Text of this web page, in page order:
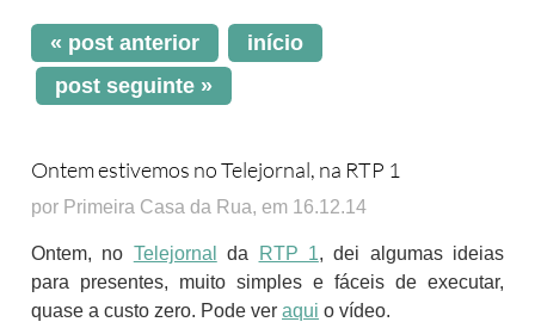
« post anterior
início
post seguinte »
Ontem estivemos no Telejornal, na RTP 1
por Primeira Casa da Rua, em 16.12.14
Ontem, no Telejornal da RTP 1, dei algumas ideias
para presentes, muito simples e fáceis de executar,
quase a custo zero. Pode ver aqui o vídeo.